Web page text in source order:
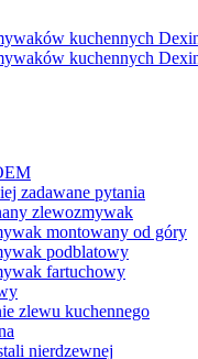
zadawane pytania
zlewozmywak
montowany od góry
podblatowy
fartuchowy
zlewu kuchennego
nierdzewnej